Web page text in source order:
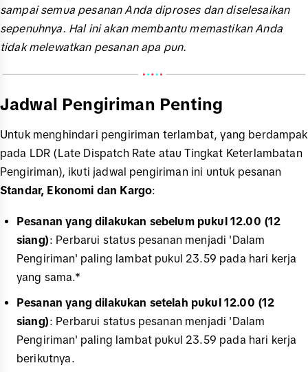
sampai semua pesanan Anda diproses dan diselesaikan
sepenuhnya. Hal ini akan membantu memastikan Anda
tidak melewatkan pesanan apa pun.
Jadwal Pengiriman Penting
Untuk menghindari pengiriman terlambat, yang berdampak
pada LDR (Late Dispatch Rate atau Tingkat Keterlambatan
Pengiriman), ikuti jadwal pengiriman ini untuk pesanan
Standar, Ekonomi dan Kargo:
Pesanan yang dilakukan sebelum pukul 12.00 (12
siang): Perbarui status pesanan menjadi 'Dalam
Pengiriman' paling lambat pukul 23.59 pada hari kerja
yang sama.*
Pesanan yang dilakukan setelah pukul 12.00 (12
siang): Perbarui status pesanan menjadi 'Dalam
Pengiriman' paling lambat pukul 23.59 pada hari kerja
berikutnya.